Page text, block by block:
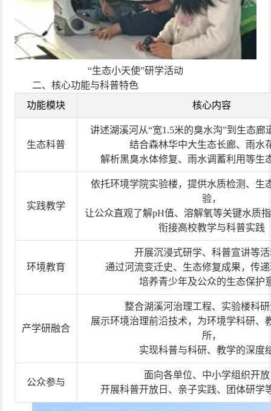
“生态小天使”研学活动
二、核心功能与科普特色
功能模块
核心内容
生态科普
讲述湖溪河从“宽1.5米的臭水沟”到生态廊
结合森林华中大生态长廊、雨水
解析黑臭水体修复、雨水调蓄利用等生
实践教学
依托环境学院实验楼，提供水质检测、生
验，
让公众直观了解pH值、溶解氧等关键水质
衔接高校教学与科普实践
环境教育
开展沉浸式研学、科普宣讲等
通过河流变迁史、生态修复成果，传
培养青少年及公众的生态保护
产学研融合
整合湖溪河治理工程、实验楼科
展示环境治理前沿技术，为环境学科研、
所，
实现科普与科研、教学的深度
公众参与
面向各单位、中小学组织开
开展科普开放日、亲子实践、团体研学